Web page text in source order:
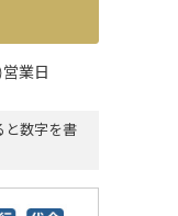
業日
と数字を書